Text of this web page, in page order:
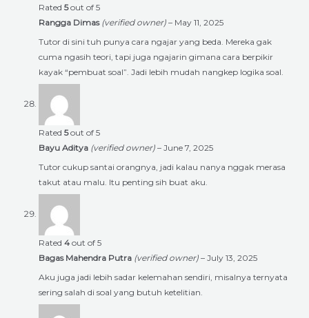
Rated 5out of 5
Rangga Dimas (verified owner) – May 11, 2025
Tutor di sini tuh punya cara ngajar yang beda. Mereka gak
cuma ngasih teori, tapi juga ngajarin gimana cara berpikir
kayak “pembuat soal”. Jadi lebih mudah nangkep logika soal.
Rated 5out of 5
Bayu Aditya (verified owner) – June 7, 2025
Tutor cukup santai orangnya, jadi kalau nanya nggak merasa
takut atau malu. Itu penting sih buat aku.
Rated 4 out of 5
Bagas Mahendra Putra (verified owner) – July 13, 2025
Aku juga jadi lebih sadar kelemahan sendiri, misalnya ternyata
sering salah di soal yang butuh ketelitian.